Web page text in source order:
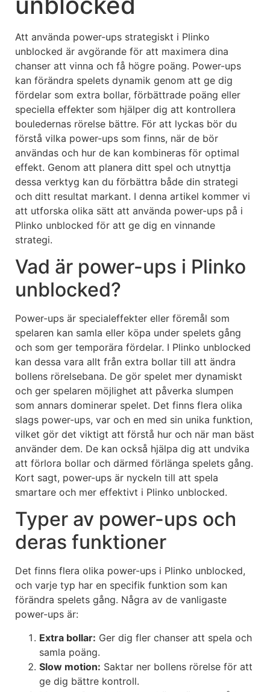
Att använda power-ups strategiskt i Plinko
unblocked är avgörande för att maximera dina
chanser att vinna och få högre poäng. Power-ups
kan förändra spelets dynamik genom att ge dig
fördelar som extra bollar, förbättrade poäng eller
speciella effekter som hjälper dig att kontrollera
bouledernas rörelse bättre. För att lyckas bör du
förstå vilka power-ups som finns, när de bör
användas och hur de kan kombineras för optimal
effekt. Genom att planera ditt spel och utnyttja
dessa verktyg kan du förbättra både din strategi
och ditt resultat markant. I denna artikel kommer vi
att utforska olika sätt att använda power-ups på i
Plinko unblocked för att ge dig en vinnande
strategi.
Vad är power-ups i Plinko
unblocked?
Power-ups är specialeffekter eller föremål som
spelaren kan samla eller köpa under spelets gång
och som ger temporära fördelar. I Plinko unblocked
kan dessa vara allt från extra bollar till att ändra
bollens rörelsebana. De gör spelet mer dynamiskt
och ger spelaren möjlighet att påverka slumpen
som annars dominerar spelet. Det finns flera olika
slags power-ups, var och en med sin unika funktion,
vilket gör det viktigt att förstå hur och när man bäst
använder dem. De kan också hjälpa dig att undvika
att förlora bollar och därmed förlänga spelets gång.
Kort sagt, power-ups är nyckeln till att spela
smartare och mer effektivt i Plinko unblocked.
Typer av power-ups och
deras funktioner
Det finns flera olika power-ups i Plinko unblocked,
och varje typ har en specifik funktion som kan
förändra spelets gång. Några av de vanligaste
power-ups är:
Extra bollar: Ger dig fler chanser att spela och
samla poäng.
Slow motion: Saktar ner bollens rörelse för att
ge dig bättre kontroll.